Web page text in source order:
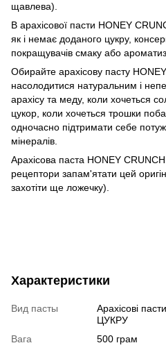
щавлева).
В арахісової пасти HONEY
як і немає доданого цукру,
покращувачів смаку або
Обирайте арахісову пасту
насолодитися натуральним і
арахісу та меду, коли хочеться
цукор, коли хочеться трошки
одночасно підтримати себе
мінералів.
Арахісова паста HONEY
рецептори запам'ятати цей
захотіти ще ложечку).
Характеристики
Вид пасты
Арахісові
ЦУКРУ
Вага
500 грам